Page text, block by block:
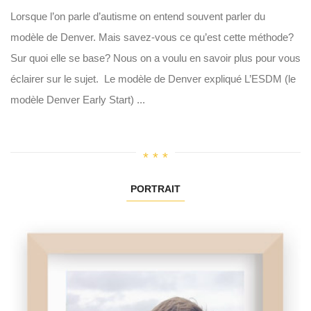
Lorsque l’on parle d’autisme on entend souvent parler du
modèle de Denver. Mais savez-vous ce qu’est cette méthode?
Sur quoi elle se base? Nous on a voulu en savoir plus pour vous
éclairer sur le sujet. Le modèle de Denver expliqué L’ESDM (le
modèle Denver Early Start) ...
PORTRAIT